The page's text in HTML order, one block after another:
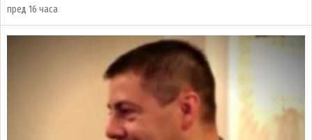
пред 16 часа